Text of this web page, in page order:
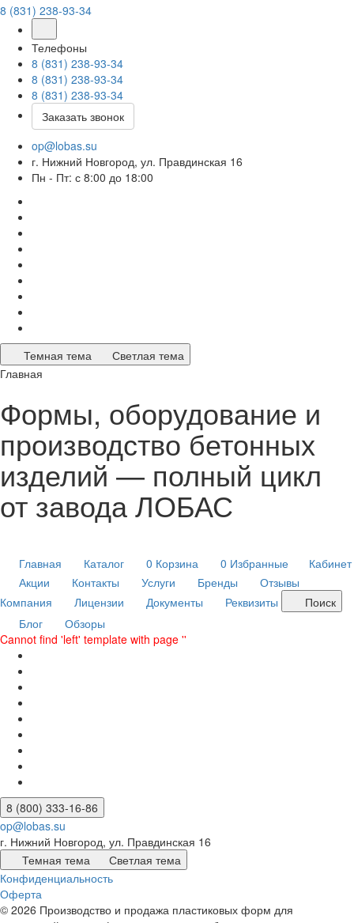
8 (831) 238-93-34
Телефоны
8 (831) 238-93-34
8 (831) 238-93-34
8 (831) 238-93-34
Заказать звонок
op@lobas.su
г. Нижний Новгород, ул. Правдинская 16
Пн - Пт: с 8:00 до 18:00
Темная тема
Светлая тема
Главная
Формы, оборудование и
производство бетонных
изделий — полный цикл
от завода ЛОБАС
Главная Каталог 0 Корзина 0 Избранные
Кабинет
Акции
Контакты Услуги Бренды
Отзывы
Компания
Лицензии Документы Реквизиты
Поиск
Блог
Обзоры
Cannot find 'left' template with page ''
8 (800) 333-16-86
op@lobas.su
г. Нижний Новгород, ул. Правдинская 16
Темная тема
Светлая тема
Конфиденциальность
Оферта
© 2026 Производство и продажа пластиковых форм для